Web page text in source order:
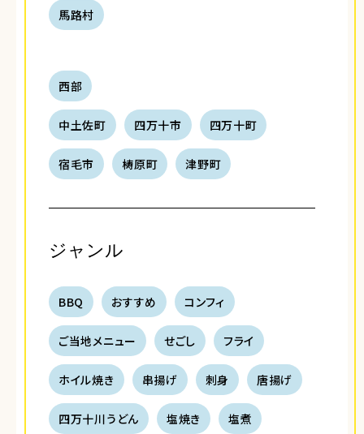
馬路村
西部
中土佐町 四万十市 四万十町
宿毛市 梼原町 津野町
ジャンル
BBQ おすすめ コンフィ
ご当地メニュー せごし フライ
ホイル焼き 串揚げ 刺身 唐揚げ
四万十川うどん 塩焼き 塩煮